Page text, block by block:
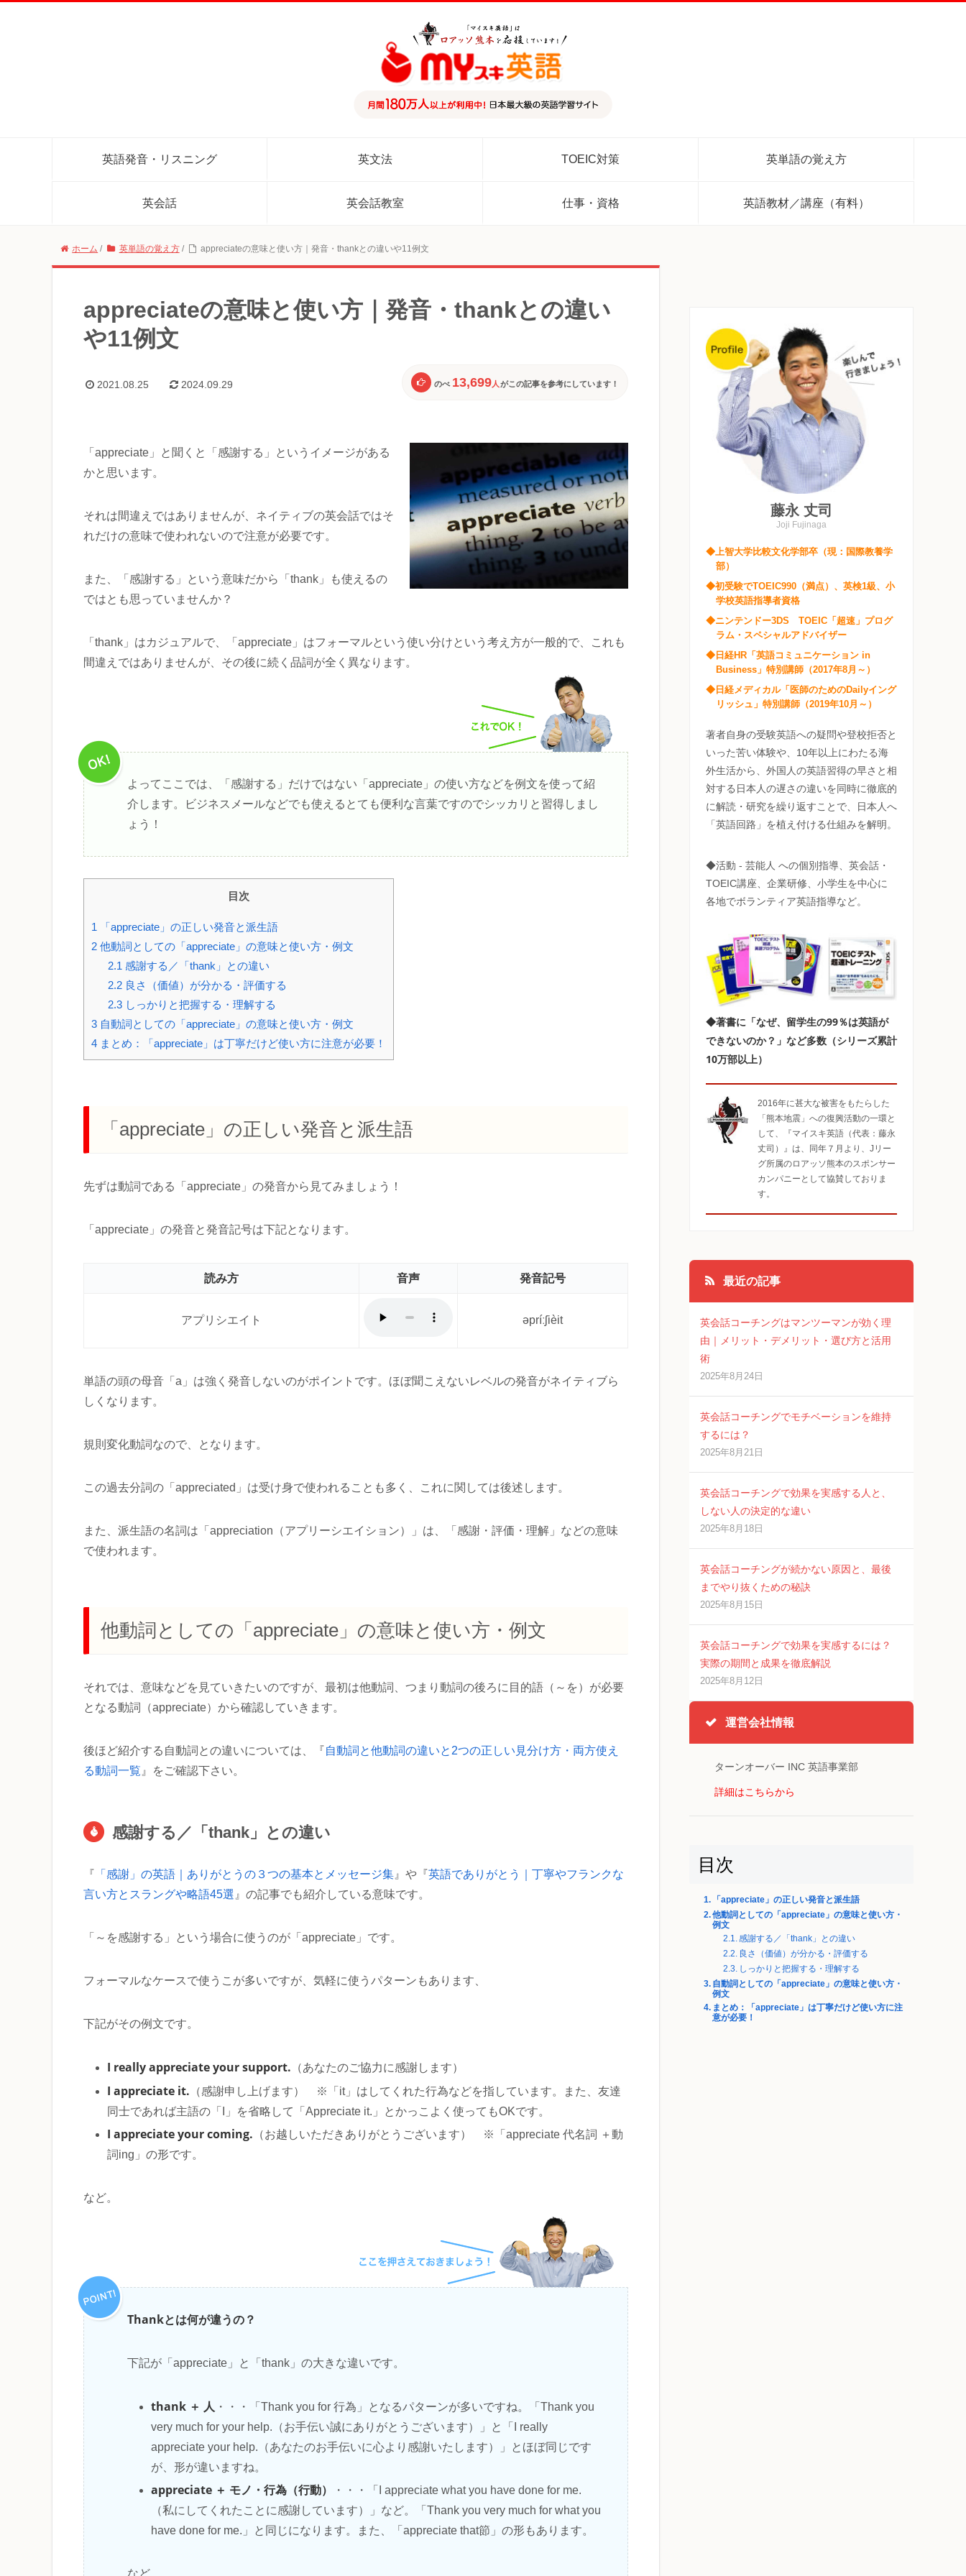
英語発音・リスニング 英文法 TOEIC対策 英単語の覚え方
英会話 英会話教室 仕事・資格 英語教材／講座（有料）
ホーム / 英単語の覚え方 / appreciateの意味と使い方｜発音・thankとの違いや11例文
appreciateの意味と使い方｜発音・thankとの違い
や11例文
2021.08.25 2024.09.29 のべ 13,699人 がこの記事を参考にしています！
「appreciate」と聞くと「感謝する」というイメージがある
かと思います。
それは間違えではありませんが、ネイティブの英会話ではそ
れだけの意味で使われないので注意が必要です。
また、「感謝する」という意味だから「thank」も使えるの
ではとも思っていませんか？
「thank」はカジュアルで、「appreciate」はフォーマルという使い分けという考え方が一般的で、これも
間違えではありませんが、その後に続く品詞が全く異なります。
よってここでは、「感謝する」だけではない「appreciate」の使い方などを例文を使って紹
介します。ビジネスメールなどでも使えるとても便利な言葉ですのでシッカリと習得しまし
ょう！
目次
1 「appreciate」の正しい発音と派生語
2 他動詞としての「appreciate」の意味と使い方・例文
2.1 感謝する／「thank」との違い
2.2良さ（価値）が分かる・評価する
2.3しっかりと把握する・理解する
3 自動詞としての「appreciate」の意味と使い方・例文
4 まとめ：「appreciate」は丁寧だけど使い方に注意が必要！
「appreciate」の正しい発音と派生語
先ずは動詞である「appreciate」の発音から見てみましょう！
「appreciate」の発音と発音記号は下記となります。
読み方 音声 発音記号
アプリシエイト əpríːʃièit
単語の頭の母音「a」は強く発音しないのがポイントです。ほぼ聞こえないレベルの発音がネイティブら
しくなります。
規則変化動詞なので、 となります。
この過去分詞の「appreciated」は受け身で使われることも多く、これに関しては後述します。
また、派生語の名詞は「appreciation（アプリーシエイション）」は、「感謝・評価・理解」などの意味
で使われます。
他動詞としての「appreciate」の意味と使い方・例文
それでは、意味などを見ていきたいのですが、最初は他動詞、つまり動詞の後ろに目的語（～を）が必要
となる動詞（appreciate）から確認していきます。
後ほど紹介する自動詞との違いについては、『自動詞と他動詞の違いと2つの正しい見分け方・両方使え
る動詞一覧』をご確認下さい。
感謝する／「thank」との違い
『 「感謝」の英語｜ありがとうの３つの基本とメッセージ集』や『英語でありがとう｜丁寧やフランクな
言い方とスラングや略語45選』の記事でも紹介している意味です。
「～を感謝する」という場合に使うのが「appreciate」です。
フォーマルなケースで使うこが多いですが、気軽に使うパターンもあります、
下記がその例文です。
I really appreciate your support. （あなたのご協力に感謝します）
I appreciate it. （感謝申し上げます） ※「it」はしてくれた行為などを指しています。また、友達
同士であれば主語の「I」を省略して「Appreciate it.」とかっこよく使ってもOKです。
I appreciate your coming. （お越しいただきありがとうございます） ※「appreciate 代名詞 ＋動
詞ing」の形です。
など。
Thankとは何が違うの？
下記が「appreciate」と「thank」の大きな違いです。
thank ＋ 人 ・・・「Thank you for 行為」となるパターンが多いですね。「Thank you
very much for your help.（お手伝い誠にありがとうございます）」と「I really
appreciate your help.（あなたのお手伝いに心より感謝いたします）」とほぼ同じです
が、形が違いますね。
appreciate ＋ モノ・行為（行動）
・・・「I appreciate what you have done for me.
（私にしてくれたことに感謝しています）」など。「Thank you very much for what you
have done for me.」と同じになります。また、「appreciate that節」の形もあります。
など。
藤永 丈司
Joji Fujinaga
◆上智大学比較文化学部卒（現：国際教養学
部）
◆初受験でTOEIC990（満点）、英検1級、小
学校英語指導者資格
◆ニンテンドー3DS TOEIC「超速」プログ
ラム・スペシャルアドバイザー
◆日経HR「英語コミュニケーション in
Business」特別講師（2017年8月～）
◆日経メディカル「医師のためのDailyイング
リッシュ」特別講師（2019年10月～）
著者自身の受験英語への疑問や登校拒否と
いった苦い体験や、10年以上にわたる海
外生活から、外国人の英語習得の早さと相
対する日本人の遅さの違いを同時に徹底的
に解読・研究を繰り返すことで、日本人へ
「英語回路」を植え付ける仕組みを解明。
◆活動 - 芸能人 への個別指導、英会話・
TOEIC講座、企業研修、小学生を中心に
各地でボランティア英語指導など。
◆著書に「なぜ、留学生の99％は英語が
できないのか？」など多数（シリーズ累計
10万部以上）
2016年に甚大な被害をもたらした
「熊本地震」への復興活動の一環と
して、『マイスキ英語（代表：藤永
丈司）』は、同年７月より、Jリー
グ所属のロアッソ熊本のスポンサー
カンパニーとして協賛しておりま
す。
最近の記事
英会話コーチングはマンツーマンが効く理
由｜メリット・デメリット・選び方と活用
術
2025年8月24日
英会話コーチングでモチベーションを維持
するには？
2025年8月21日
英会話コーチングで効果を実感する人と、
しない人の決定的な違い
2025年8月18日
英会話コーチングが続かない原因と、最後
までやり抜くための秘訣
2025年8月15日
英会話コーチングで効果を実感するには？
実際の期間と成果を徹底解説
2025年8月12日
運営会社情報
ターンオーバー INC 英語事業部
詳細はこちらから
目次
「appreciate」の正しい発音と派生語
他動詞としての「appreciate」の意味と使い方・
例文
感謝する／「thank」との違い
良さ（価値）が分かる・評価する
しっかりと把握する・理解する
自動詞としての「appreciate」の意味と使い方・
例文
まとめ：「appreciate」は丁寧だけど使い方に注
意が必要！